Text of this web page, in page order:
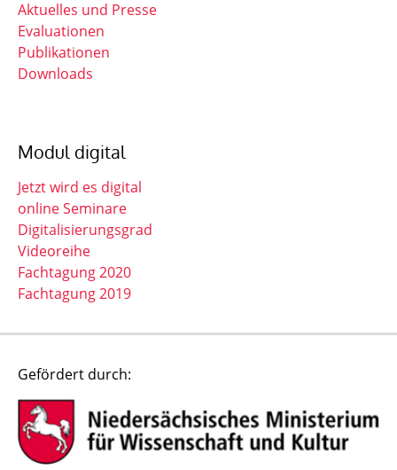
Aktuelles und Presse
Evaluationen
Publikationen
Downloads
Modul digital
Jetzt wird es digital
online Seminare
Digitalisierungsgrad
Videoreihe
Fachtagung 2020
Fachtagung 2019
Gefördert durch: